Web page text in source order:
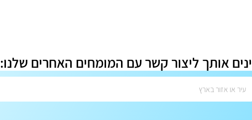
אותך ליצור קשר עם המומחים האחרים שלנו: